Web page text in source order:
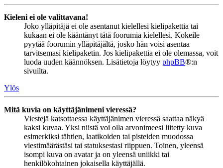
Kieleni ei ole valittavana!
Joko ylläpitäjä ei ole asentanut kielellesi kielipakettia tai
kukaan ei ole kääntänyt tätä foorumia kielellesi. Kokeile
pyytää foorumin ylläpitäjältä, josko hän voisi asentaa
tarvitsemasi kielipaketin. Jos kielipakettia ei ole olemassa, voit
luoda uuden käännöksen. Lisätietoja löytyy phpBB®:n
sivuilta.
Ylös
Mitä kuvia on käyttäjänimeni vieressä?
Viestejä katsottaessa käyttäjänimen vieressä saattaa näkyä
kaksi kuvaa. Yksi niistä voi olla arvonimeesi liitetty kuva
esimerkiksi tähtien, laatikoiden tai pisteiden muodossa
viestimäärästäsi tai statuksestasi riippuen. Toinen, yleensä
isompi kuva on avatar ja on yleensä uniikki tai
henkilökohtainen jokaisella käyttäjällä.